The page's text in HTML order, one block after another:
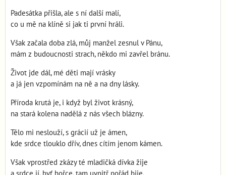
Padesátka přišla, ale s ní další malí,
co u mě na klíně si jak ti první hráli.
Však začala doba zlá, můj manžel zesnul v Pánu,
mám z budoucnosti strach, někdo mi zavřel bránu.
Život jde dál, mé děti mají vrásky
a já jen vzpomínám na ně a na dny lásky.
Příroda krutá je, i když byl život krásný,
na stará kolena nadělá z nás všech blázny.
Tělo mi neslouží, s grácií už je ámen,
kde srdce tlouklo dřív, dnes cítím jenom kámen.
Však vprostřed zkázy té mladičká dívka žije